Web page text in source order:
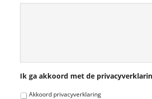
Ik ga akkoord met de
Akkoord privacyverklaring